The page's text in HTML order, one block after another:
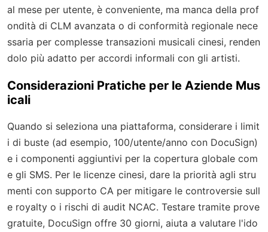
al mese per utente, è conveniente, ma manca della prof
ondità di CLM avanzata o di conformità regionale nece
ssaria per complesse transazioni musicali cinesi, renden
dolo più adatto per accordi informali con gli artisti.
Considerazioni Pratiche per le Aziende Mus
icali
Quando si seleziona una piattaforma, considerare i limit
i di buste (ad esempio, 100/utente/anno con DocuSign)
e i componenti aggiuntivi per la copertura globale com
e gli SMS. Per le licenze cinesi, dare la priorità agli stru
menti con supporto CA per mitigare le controversie sull
e royalty o i rischi di audit NCAC. Testare tramite prove
gratuite, DocuSign offre 30 giorni, aiuta a valutare l'ido